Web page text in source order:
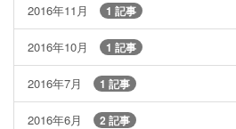
2016年11月 1 記事
2016年10月 1 記事
2016年7月 1 記事
2016年6月 2 記事